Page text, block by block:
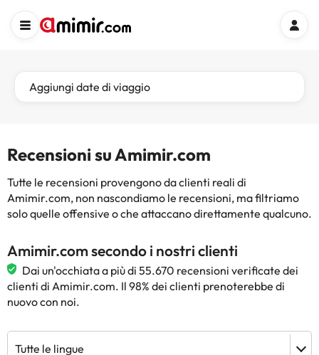
Aggiungi date di viaggio
Recensioni su Amimir.com
Tutte le recensioni provengono da clienti reali di
Amimir.com, non nascondiamo le recensioni, ma filtriamo
solo quelle offensive o che attaccano direttamente qualcuno.
Amimir.com secondo i nostri clienti
Dai un'occhiata a più di 55.670 recensioni verificate dei
clienti di Amimir.com. Il 98% dei clienti prenoterebbe di
nuovo con noi.